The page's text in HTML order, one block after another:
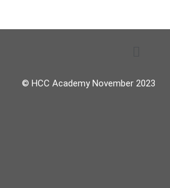
© HCC Academy November 2023